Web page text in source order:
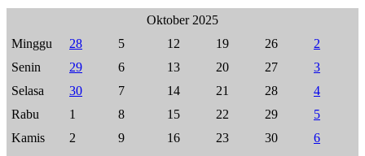
Oktober 2025
Minggu
28 5 12 19 26
2
Senin
29 6 13 20 27
3
Selasa
30 7 14 21 28
4
Rabu
1 8 15 22 29
5
Kamis
2 9 16 23 30
6